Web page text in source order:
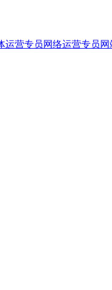
运营专员网络运营专员